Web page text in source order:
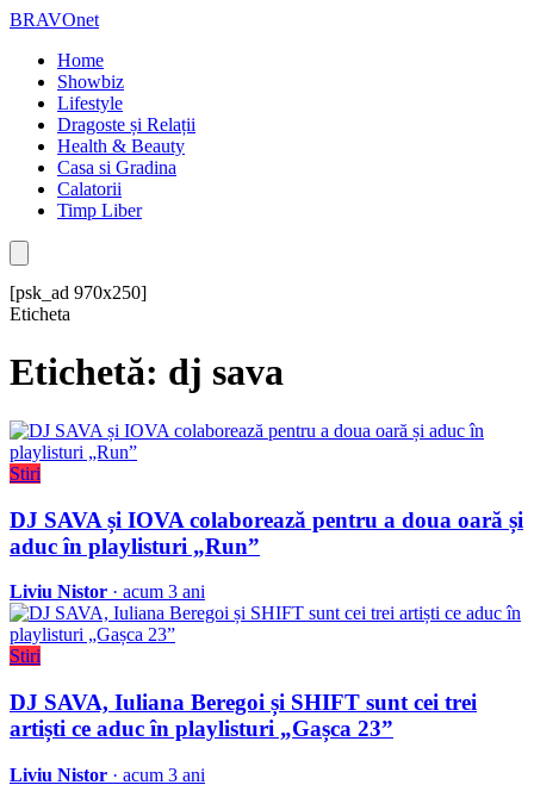
BRAVOnet
Home
Showbiz
Lifestyle
Dragoste și Relații
Health & Beauty
Casa si Gradina
Calatorii
Timp Liber
[psk_ad 970x250]
Eticheta
Etichetă: dj sava
Stiri
DJ SAVA și IOVA colaborează pentru a doua oară și
aduc în playlisturi „Run”
Liviu Nistor · acum 3 ani
Stiri
DJ SAVA, Iuliana Beregoi și SHIFT sunt cei trei
artiști ce aduc în playlisturi „Gașca 23”
Liviu Nistor · acum 3 ani